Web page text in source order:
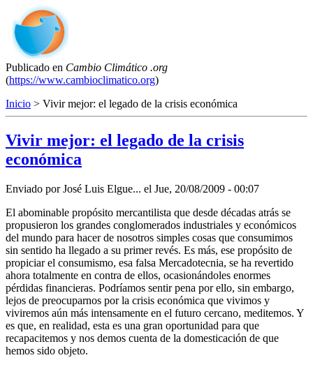
Publicado en Cambio Climático .org
(https://www.cambioclimatico.org)
Inicio > Vivir mejor: el legado de la crisis económica
Vivir mejor: el legado de la crisis
económica
Enviado porJosé Luis Elgue... el Jue, 20/08/2009 - 00:07
El abominable propósito mercantilista que desde décadas atrás se
propusieron los grandes conglomerados industriales y económicos
del mundo para hacer de nosotros simples cosas que consumimos
sin sentido ha llegado a su primer revés. Es más, ese propósito de
propiciar el consumismo, esa falsa Mercadotecnia, se ha revertido
ahora totalmente en contra de ellos, ocasionándoles enormes
pérdidas financieras. Podríamos sentir pena por ello, sin embargo,
lejos de preocuparnos por la crisis económica que vivimos y
viviremos aún más intensamente en el futuro cercano, meditemos. Y
es que, en realidad, esta es una gran oportunidad para que
recapacitemos y nos demos cuenta de la domesticación de que
hemos sido objeto.